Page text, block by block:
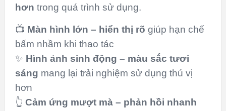
hơn trong quá trình sử dụng.
📺 Màn hình lớn – hiển thị rõ giúp hạn chế
bấm nhầm khi thao tác
✨ Hình ảnh sinh động – màu sắc tươi
sáng mang lại trải nghiệm sử dụng thú vị
hơn
👆 Cảm ứng mượt mà – phản hồi nhanh